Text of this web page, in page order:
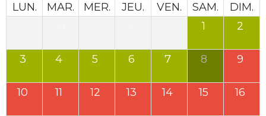
LUN. MAR. MER. JEU. VEN. SAM.
DIM.
1 2
3 4 5 6 7 8 9
10 11 12 13 14 15 16